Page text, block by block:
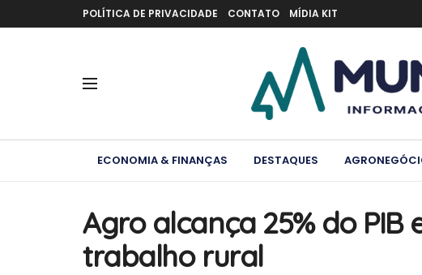
POLÍTICA DE PRIVACIDADE CONTATO MÍDIA KIT
ECONOMIA & FINANÇAS DESTAQUES
Agro alcança 25% do
trabalho rural